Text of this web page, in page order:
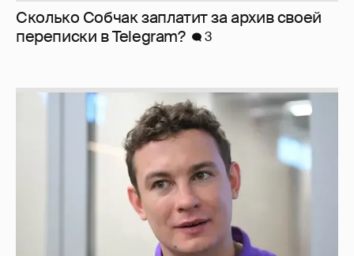
Сколько Собчак заплатит за архив своей
перeписки в Telegram?
3